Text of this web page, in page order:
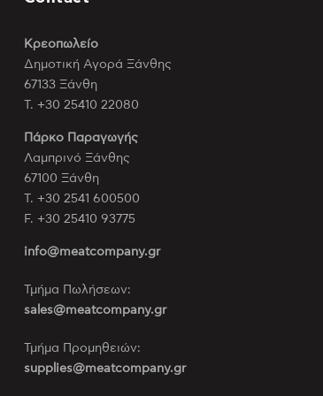
Κρεοπωλείο
Δημοτική Αγορά Ξάνθης
67133 Ξάνθη
Τ. +30 25410 22080
Πάρκο Παραγωγής
Λαμπρινό Ξάνθης
67100 Ξάνθη
Τ. +30 2541 600500
F. +30 25410 93775
info@meatcompany.gr
Τμήμα Πωλήσεων:
sales@meatcompany.gr
Τμήμα Προμηθειών:
supplies@meatcompany.gr